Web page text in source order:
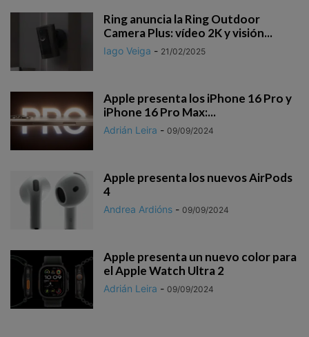
Ring anuncia la Ring Outdoor
Camera Plus: vídeo 2K y visión...
Iago Veiga - 21/02/2025
Apple presenta los iPhone 16 Pro y
iPhone 16 Pro Max:...
Adrián Leira - 09/09/2024
Apple presenta los nuevos AirPods
4
Andrea Ardións - 09/09/2024
Apple presenta un nuevo color para
el Apple Watch Ultra 2
Adrián Leira - 09/09/2024